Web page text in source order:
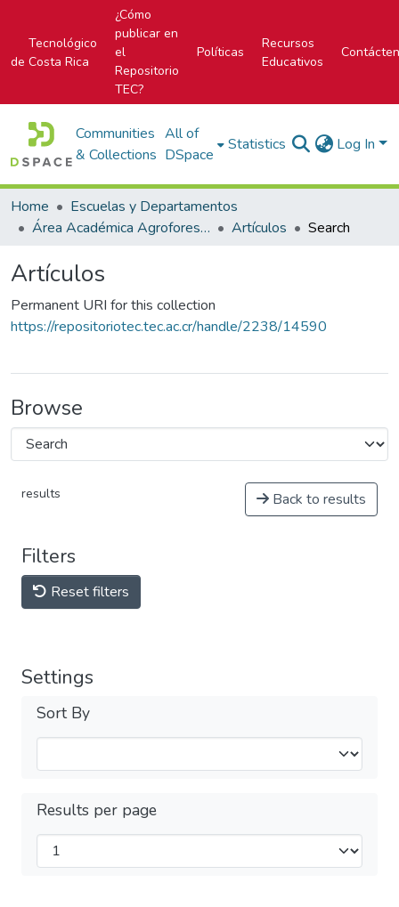
Tecnológico
de Costa Rica
¿Cómo
publicar en
el
Repositorio
TEC?
Políticas
Recursos
Educativos
Communities
& Collections
All of
DSpace
Statistics Log In
Home
Escuelas y Departamentos
Área Académica Agroforestal
Artículos Search
Artículos
Permanent URI for this collection
https://repositoriotec.tec.ac.cr/handle/2238/14590
Browse
results Back to results
Filters
Reset filters
Settings
Sort By
Results per page